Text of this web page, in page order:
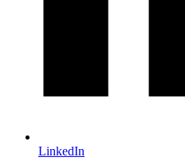
LinkedIn